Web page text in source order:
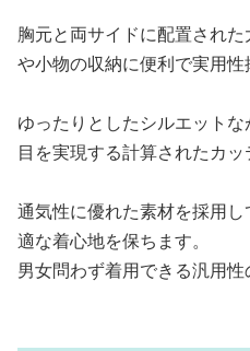
胸元と両サイドに配置され
や小物の収納に便利で実用性
ゆったりとしたシルエット
目を実現する計算されたカッ
通気性に優れた素材を採用
適な着心地を保ちます。
男女問わず着用できる汎用性